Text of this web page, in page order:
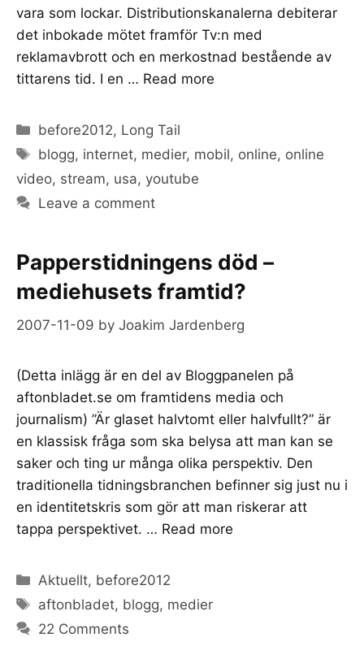
vara som lockar. Distributionskanalerna debiterar
det inbokade mötet framför Tv:n med
reklamavbrott och en merkostnad bestående av
tittarens tid. I en … Read more
Categories
before2012, Long Tail
Tags
blogg, internet, medier, mobil, online, online
video, stream, usa, youtube
Leave a comment
Papperstidningens död –
mediehusets framtid?
2007-11-09 by Joakim Jardenberg
(Detta inlägg är en del av Bloggpanelen på
aftonbladet.se om framtidens media och
journalism) ”Är glaset halvtomt eller halvfullt?” är
en klassisk fråga som ska belysa att man kan se
saker och ting ur många olika perspektiv. Den
traditionella tidningsbranchen befinner sig just nu i
en identitetskris som gör att man riskerar att
tappa perspektivet. … Read more
Categories
Aktuellt, before2012
Tags
aftonbladet, blogg, medier
22 Comments